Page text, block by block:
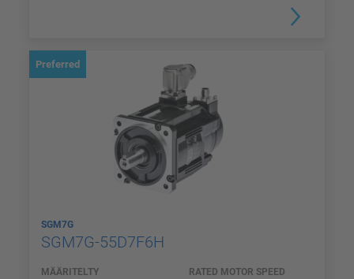
Preferred
SGM7G
SGM7G-55D7F6H
MÄÄRITELTY
RATED MOTOR SPEED